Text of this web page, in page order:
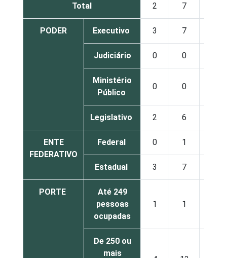
Total 2 7
PODER Executivo 3 7
Judiciário 0 0
Ministério
Público
0 0
Legislativo 2 6
ENTE
FEDERATIVO
Federal 0 1
Estadual 3 7
PORTE
Até 249
pessoas
ocupadas
1 1
De 250 ou
mais